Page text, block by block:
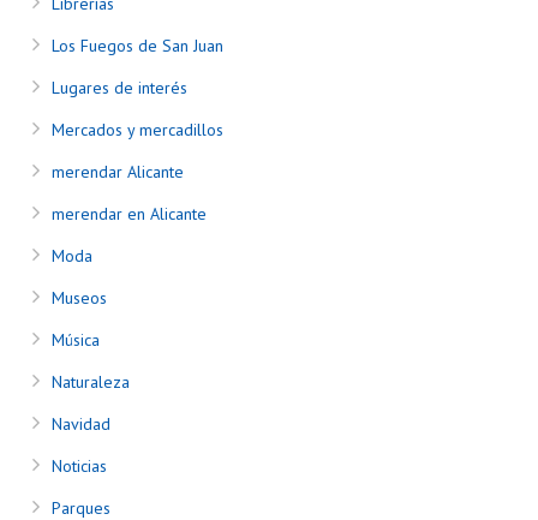
Los Fuegos de San Juan
Lugares de interés
Mercados y mercadillos
merendar Alicante
merendar en Alicante
Moda
Museos
Música
Naturaleza
Navidad
Noticias
Parques